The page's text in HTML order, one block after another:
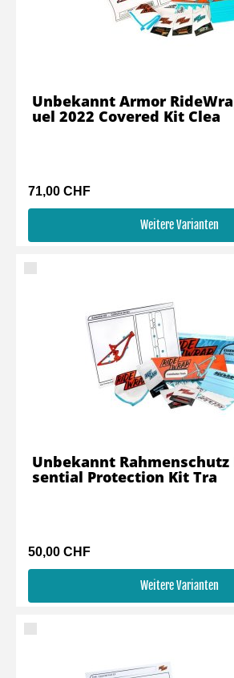
71,00 CHF
Weitere Varianten
Unbekannt Armor
uel 2022 Covered Kit Clea
50,00 CHF
Weitere Varianten
Unbekannt Rahmenschutz
sential Protection Kit Tra